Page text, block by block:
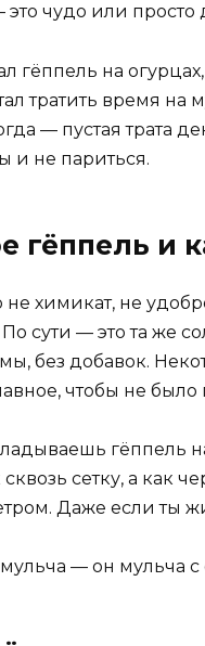
чудо или просто
гёппель на
тратить время
— пустая трата
и не париться.
гёппель и
не химикат, не
сути — это та же
без добавок.
чтобы не
гёппель
сетку, а как
Даже если ты
— он мульча